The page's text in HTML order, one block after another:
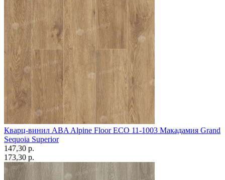
Кварц-винил ABA Alpine Floor ECO 11-1003 Макадамия Grand
Sequoia Superior
147,30 p.
173,30 p.